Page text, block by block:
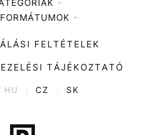
Zene
Divat
Kultúra
ENTR
FELTÉTELEK
TÁJÉKOZTATÓ
HU CZ SK